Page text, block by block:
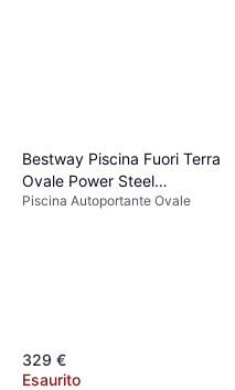
Bestway Piscina Fuori Terra
Ovale Power Steel
305x200x84 Cm
Piscina Autoportante Ovale
329 €
Esaurito